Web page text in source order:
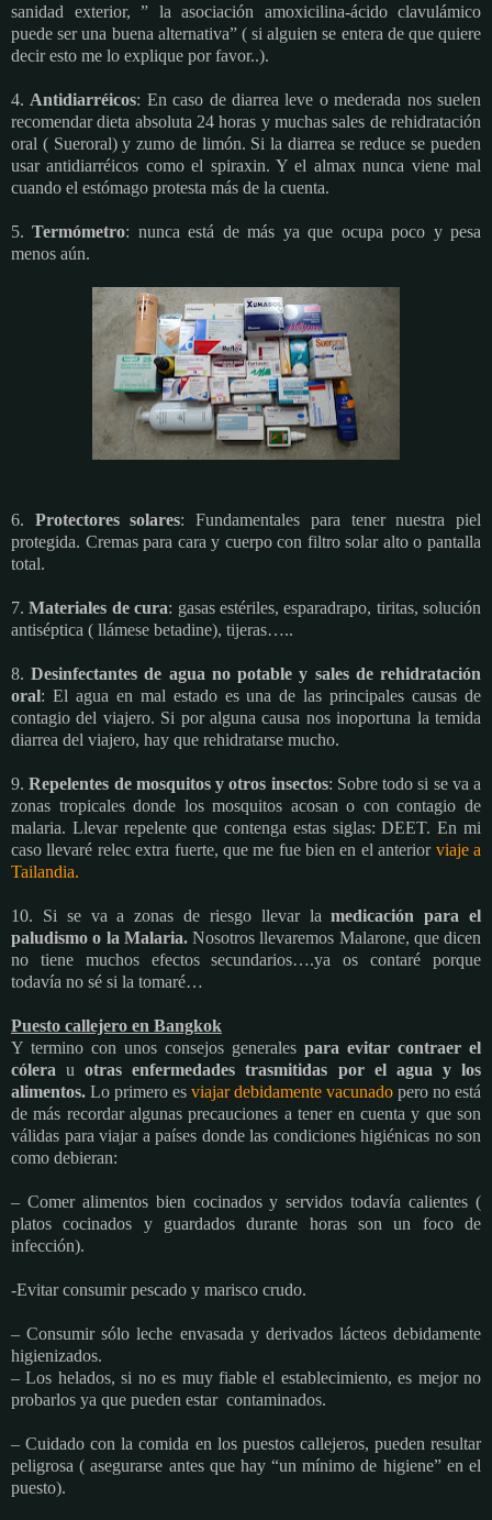
sanidad exterior, ” la asociación amoxicilina-ácido clavulámico
puede ser una buena alternativa” ( si alguien se entera de que quiere
decir esto me lo explique por favor..).
4. Antidiarréicos: En caso de diarrea leve o mederada nos suelen
recomendar dieta absoluta 24 horas y muchas sales de rehidratación
oral ( Sueroral) y zumo de limón. Si la diarrea se reduce se pueden
usar antidiarréicos como el spiraxin. Y el almax nunca viene mal
cuando el estómago protesta más de la cuenta.
5.Termómetro: nunca está de más ya que ocupa poco y pesa
menos aún.
6. Protectores solares: Fundamentales para tener nuestra piel
protegida. Cremas para cara y cuerpo con filtro solar alto o pantalla
total.
7.Materiales de cura: gasas estériles, esparadrapo, tiritas, solución
antiséptica ( llámese betadine), tijeras…..
8.Desinfectantes de agua no potable y sales de rehidratación
oral: El agua en mal estado es una de las principales causas de
contagio del viajero. Si por alguna causa nos inoportuna la temida
diarrea del viajero, hay que rehidratarse mucho.
9.Repelentes de mosquitos y otros insectos: Sobre todo si se va a
zonas tropicales donde los mosquitos acosan o con contagio de
malaria. Llevar repelente que contenga estas siglas: DEET. En mi
caso llevaré relec extra fuerte, que me fue bien en el anterior viaje a
Tailandia.
10. Si se va a zonas de riesgo llevar lamedicación para el
paludismo o la Malaria. Nosotros llevaremos Malarone, que dicen
no tiene muchos efectos secundarios….ya os contaré porque
todavía no sé si la tomaré…
Puesto callejero en Bangkok
Y termino con unos consejos generales para evitar contraer el
cólera uotras enfermedades trasmitidas por el agua y los
alimentos. Lo primero es viajar debidamente vacunado pero no está
de más recordar algunas precauciones a tener en cuenta y que son
válidas para viajar a países donde las condiciones higiénicas no son
como debieran:
– Comer alimentos bien cocinados y servidos todavía calientes (
platos cocinados y guardados durante horas son un foco de
infección).
-Evitar consumir pescado y marisco crudo.
– Consumir sólo leche envasada y derivados lácteos debidamente
higienizados.
– Los helados, si no es muy fiable el establecimiento, es mejor no
probarlos ya que pueden estar contaminados.
– Cuidado con la comida en los puestos callejeros, pueden resultar
peligrosa ( asegurarse antes que hay “un mínimo de higiene” en el
puesto).